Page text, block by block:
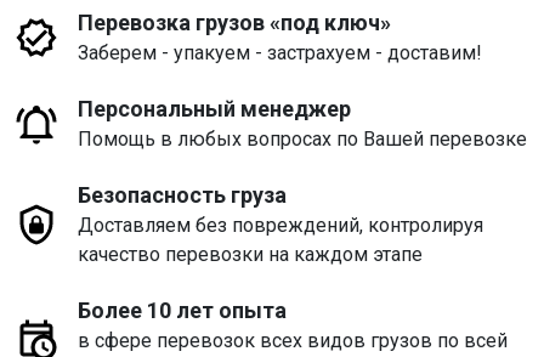
Перевозка грузов «под ключ»
Заберем - упакуем - застрахуем - доставим!
Персональный менеджер
Помощь в любых вопросах по Вашей перевозке
Безопасность груза
Доставляем без повреждений, контролируя
качество перевозки на каждом этапе
Более 10 лет опыта
в сфере перевозок всех видов грузов по всей